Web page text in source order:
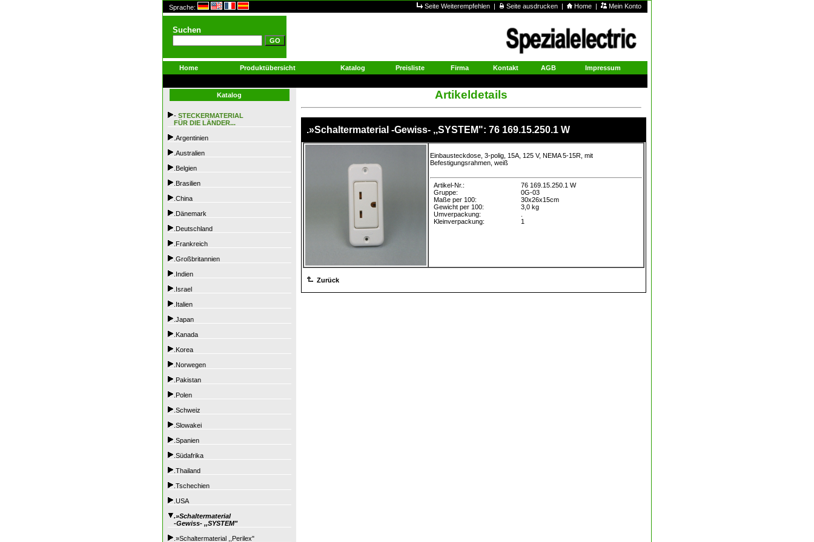
Sprache: Seite Weiterempfehlen | Seite ausdrucken | Home | Mein Konto
Suchen
Home Produktübersicht Katalog Preisliste Firma Kontakt AGB Impressum
Katalog
- STECKERMATERIAL
FÜR DIE LÄNDER...
.Argentinien
.Australien
.Belgien
.Brasilien
.China
.Dänemark
.Deutschland
.Frankreich
.Großbritannien
.Indien
.Israel
.Italien
.Japan
.Kanada
.Korea
.Norwegen
.Pakistan
.Polen
.Schweiz
.Slowakei
.Spanien
.Südafrika
.Thailand
.Tschechien
.USA
.»Schaltermaterial
-Gewiss- ,,SYSTEM"
.»Schaltermaterial ,,Perilex"
Artikeldetails
.»Schaltermaterial -Gewiss- ,,SYSTEM": 76 169.15.250.1 W
Einbausteckdose, 3-polig, 15A, 125 V, NEMA 5-15R, mit
Befestigungsrahmen, weiß
Artikel-Nr.:
76 169.15.250.1 W
Gruppe:
0G-03
Maße per 100:
30x26x15cm
Gewicht per 100:
3,0 kg
Umverpackung:
Kleinverpackung:
1
Zurück